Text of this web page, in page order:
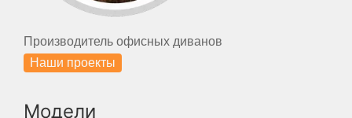
Производитель офисных диванов
Наши проекты
Модели